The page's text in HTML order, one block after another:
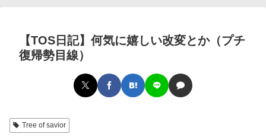
【TOS日記】何気に嬉しい改変とか（プチ
復帰勢目線）
Tree of savior